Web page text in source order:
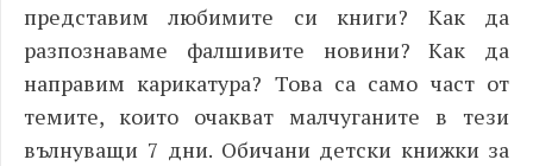
представим любимите си книги? Как да
разпознаваме фалшивите новини? Как да
направим карикатура? Това са само част от
темите, които очакват малчуганите в тези
вълнуващи 7 дни. Обичани детски книжки за